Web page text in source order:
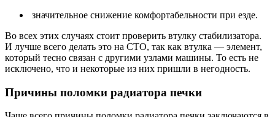
значительное снижение комфортабельности при езде.
Во всех этих случаях стоит проверить втулку стабилизатора.
И лучше всего делать это на СТО, так как втулка — элемент,
который тесно связан с другими узлами машины. То есть не
исключено, что и некоторые из них пришли в негодность.
Причины поломки радиатора печки